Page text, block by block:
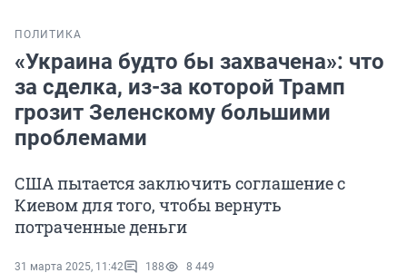
ПОЛИТИКА
«Украина будто бы захвачена»: что
за сделка, из-за которой Трамп
грозит Зеленскому большими
проблемами
США пытается заключить соглашение с
Киевом для того, чтобы вернуть
потраченные деньги
31 марта 2025, 11:42 188 8 449